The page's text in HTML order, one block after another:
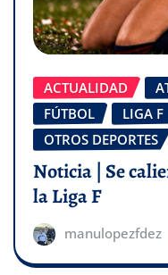
ACTUALIDAD
FÚTBOL
LIGA F
OTROS DEPORTES
Noticia | Se
la Liga F
manulopezfdez